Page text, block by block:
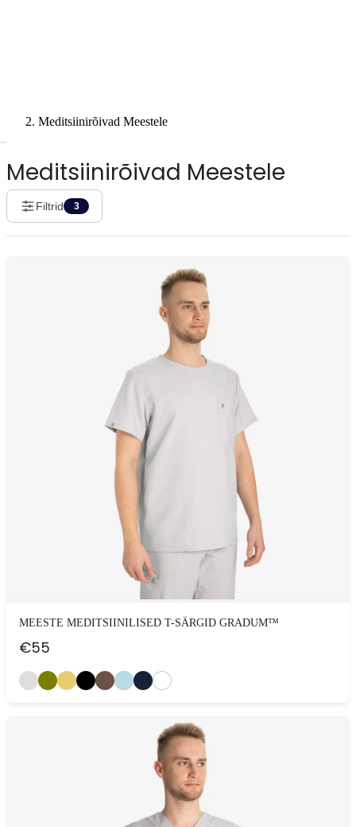
Meditsiinirõivad Meestele
Meditsiinirõivad Meestele
Filtrid 3
MEESTE MEDITSIINILISED T-SÄRGID GRADUM™
€55